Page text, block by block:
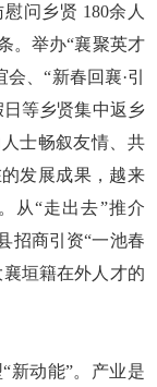
问乡贤 180余人
。举办“襄聚英才
、“新春回襄·引
等乡贤集中返乡
士畅叙友情、共
发展成果，越来
从“走出去”推介
招商引资“一池春
垣籍在外人才的
动能”。产业是